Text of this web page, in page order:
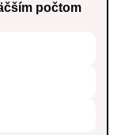
počtom